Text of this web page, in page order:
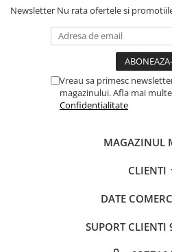
Newsletter Nu rata ofertele si
Vreau sa primesc
magazinului. Afla mai
Confidentialitate
MAGAZINUL
CLIENTI
DATE
SUPORT CLIENTI